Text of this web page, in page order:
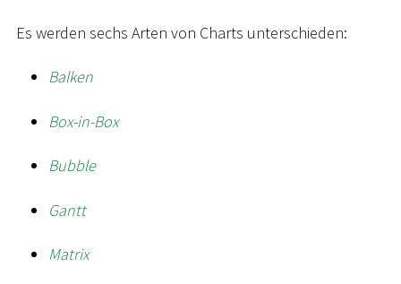
Es werden sechs Arten von Charts unterschieden:
Balken
Box-in-Box
Bubble
Gantt
Matrix